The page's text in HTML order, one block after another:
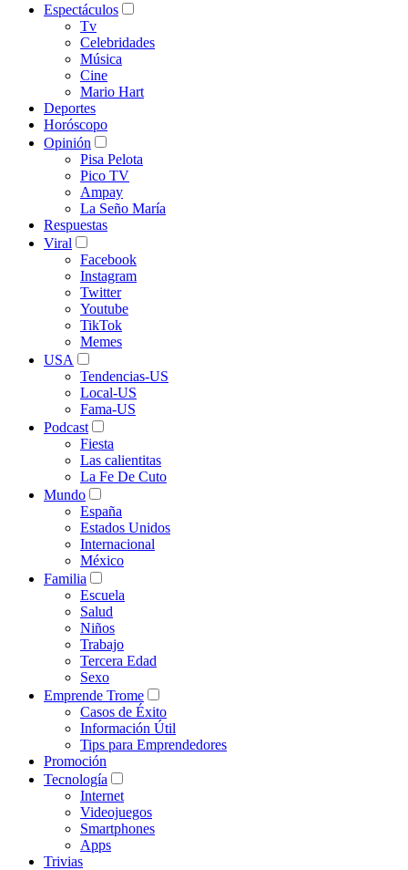
Espectáculos
Tv
Celebridades
Música
Cine
Mario Hart
Deportes
Horóscopo
Opinión
Pisa Pelota
Pico TV
Ampay
La Seño María
Respuestas
Viral
Facebook
Instagram
Twitter
Youtube
TikTok
Memes
USA
Tendencias-US
Local-US
Fama-US
Podcast
Fiesta
Las calientitas
La Fe De Cuto
Mundo
España
Estados Unidos
Internacional
México
Familia
Escuela
Salud
Niños
Trabajo
Tercera Edad
Sexo
Emprende Trome
Casos de Éxito
Información Útil
Tips para Emprendedores
Promoción
Tecnología
Internet
Videojuegos
Smartphones
Apps
Trivias